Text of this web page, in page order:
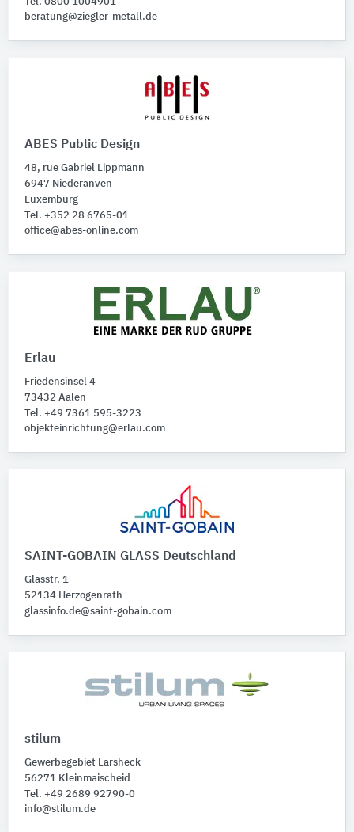
beratung@ziegler-metall.de
ABES Public Design
48, rue Gabriel Lippmann
6947 Niederanven
Luxemburg
Tel. +352 28 6765-01
office@abes-online.com
Erlau
Friedensinsel 4
73432 Aalen
Tel. +49 7361 595-3223
objekteinrichtung@erlau.com
SAINT-GOBAIN GLASS Deutschland
Glasstr. 1
52134 Herzogenrath
glassinfo.de@saint-gobain.com
stilum
Gewerbegebiet Larsheck
56271 Kleinmaischeid
Tel. +49 2689 92790-0
info@stilum.de